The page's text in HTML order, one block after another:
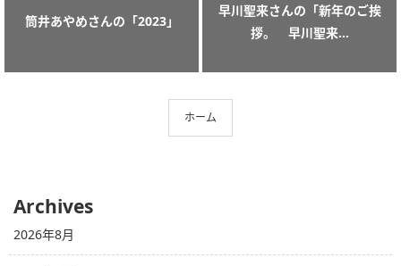
筒井あやめさんの「2023」
早川聖来さんの「新年のご挨
拶。 早川聖来...
ホーム
Archives
2026年8月